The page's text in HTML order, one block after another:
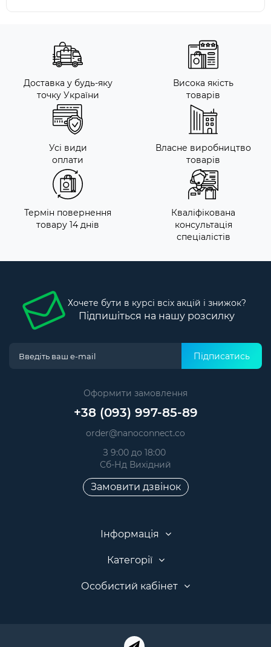
Доставка у будь-яку
точку України
Висока якість
товарів
Усі види
оплати
Власне виробництво
товарів
Термін повернення
товару 14 днів
Кваліфікована
консультація
спеціалістів
Хочете бути в курсі всіх акцій і знижок?
Підпишіться на нашу розсилку
Підписатись
Оформити замовлення
+38 (093) 997-85-89
order@nanoconnect.co
З 9:00 до 18:00
Сб-Нд Вихідний
Замовити дзвінок
Інформація
Категорії
Особистий кабінет